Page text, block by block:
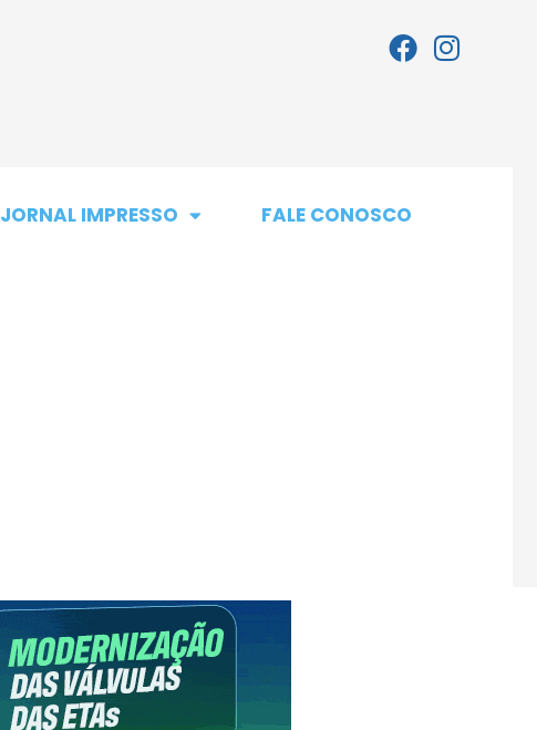
JORNAL IMPRESSO FALE CONOSCO